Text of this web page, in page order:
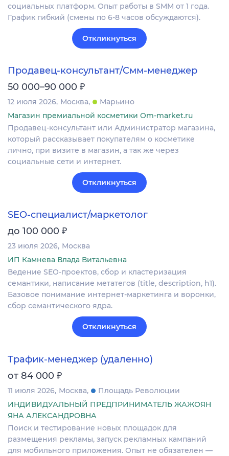
социальных платформ. Опыт работы в SMM от 1 года.
График гибкий (смены по 6-8 часов обсуждаются).
Откликнуться
Продавец-консультант/Смм-менеджер
50 000–90 000 ₽
12 июля 2026 Москва
Марьино
Магазин премиальной косметики Om-market.ru
Продавец-консультант или Администратор магазина,
который рассказывает покупателям о косметике
лично, при визите в магазин, а так же через
социальные сети и интернет.
Откликнуться
SEO-специалист/маркетолог
до 100 000 ₽
23 июля 2026 Москва
ИП Камнева Влада Витальевна
Ведение SEO-проектов, сбор и кластеризация
семантики, написание метатегов (title, description, h1).
Базовое понимание интернет-маркетинга и воронки,
сбор семантического ядра.
Откликнуться
Трафик-менеджер (удаленно)
от 84 000 ₽
11 июля 2026 Москва
Площадь Революции
ИНДИВИДУАЛЬНЫЙ ПРЕДПРИНИМАТЕЛЬ ЖАЖОЯН
ЯНА АЛЕКСАНДРОВНА
Поиск и тестирование новых площадок для
размещения рекламы, запуск рекламных кампаний
для мобильного приложения. Опыт не обязателен —